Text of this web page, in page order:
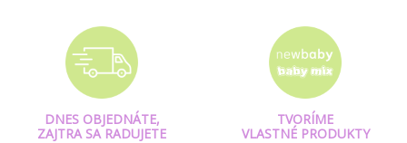
DNES OBJEDNÁTE,
ZAJTRA SA RADUJETE
TVORÍME
VLASTNÉ PRODUKTY